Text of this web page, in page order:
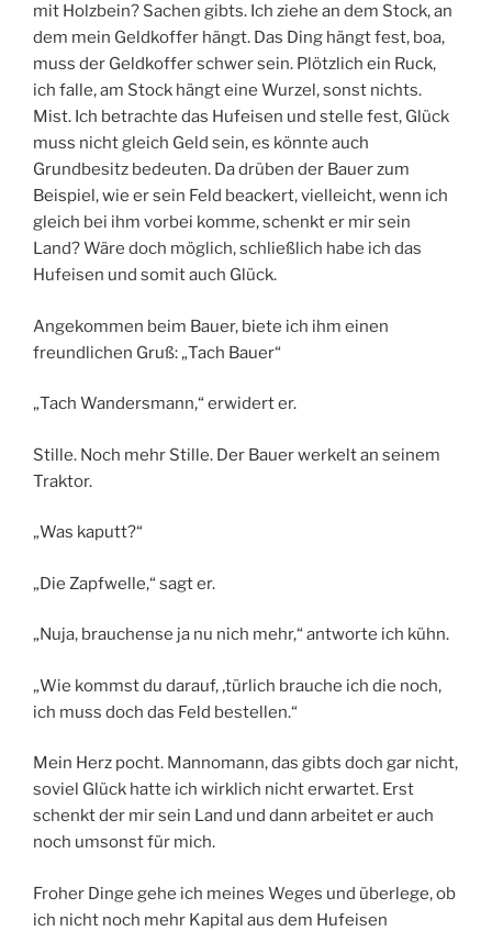
mit Holzbein? Sachen gibts. Ich ziehe an dem Stock, an
dem mein Geldkoffer hängt. Das Ding hängt fest, boa,
muss der Geldkoffer schwer sein. Plötzlich ein Ruck,
ich falle, am Stock hängt eine Wurzel, sonst nichts.
Mist. Ich betrachte das Hufeisen und stelle fest, Glück
muss nicht gleich Geld sein, es könnte auch
Grundbesitz bedeuten. Da drüben der Bauer zum
Beispiel, wie er sein Feld beackert, vielleicht, wenn ich
gleich bei ihm vorbei komme, schenkt er mir sein
Land? Wäre doch möglich, schließlich habe ich das
Hufeisen und somit auch Glück.
Angekommen beim Bauer, biete ich ihm einen
freundlichen Gruß: „Tach Bauer“
„Tach Wandersmann,“ erwidert er.
Stille. Noch mehr Stille. Der Bauer werkelt an seinem
Traktor.
„Was kaputt?“
„Die Zapfwelle,“ sagt er.
„Nuja, brauchense ja nu nich mehr,“ antworte ich kühn.
„Wie kommst du darauf, ‚türlich brauche ich die noch,
ich muss doch das Feld bestellen.“
Mein Herz pocht. Mannomann, das gibts doch gar nicht,
soviel Glück hatte ich wirklich nicht erwartet. Erst
schenkt der mir sein Land und dann arbeitet er auch
noch umsonst für mich.
Froher Dinge gehe ich meines Weges und überlege, ob
ich nicht noch mehr Kapital aus dem Hufeisen